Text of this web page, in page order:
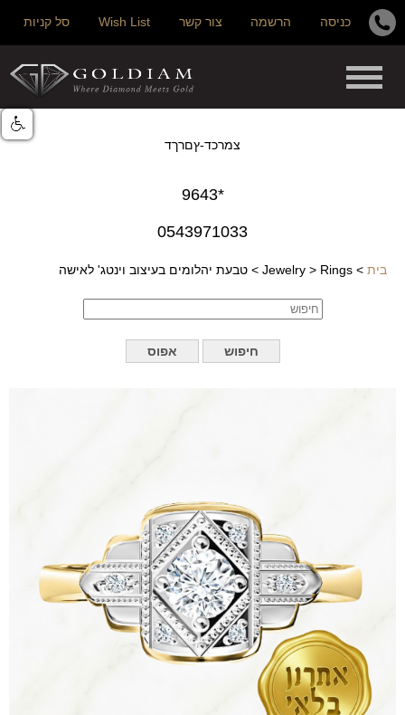
כניסה הרשמה צור קשר Wish List סל קניות
צמרכד-ץםרךד
*9643
0543971033
בית >
Jewelry > Rings
> טבעת יהלומים בעיצוב וינטג' לאישה